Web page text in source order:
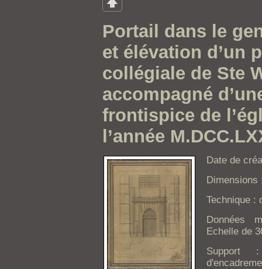
Portail dans le
et élévation d’un
collégiale de Ste
accompagné
frontispice de
l’année
Date de
Dimensions
Technique :
Données
Echelle de
Support